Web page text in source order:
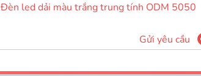
Đèn led dải màu trắng trung tính ODM 5050
Gửi yêu cầu